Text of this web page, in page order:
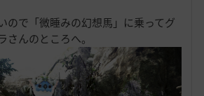
ので「微睡みの幻想馬」に乗ってグ
さんのところへ。